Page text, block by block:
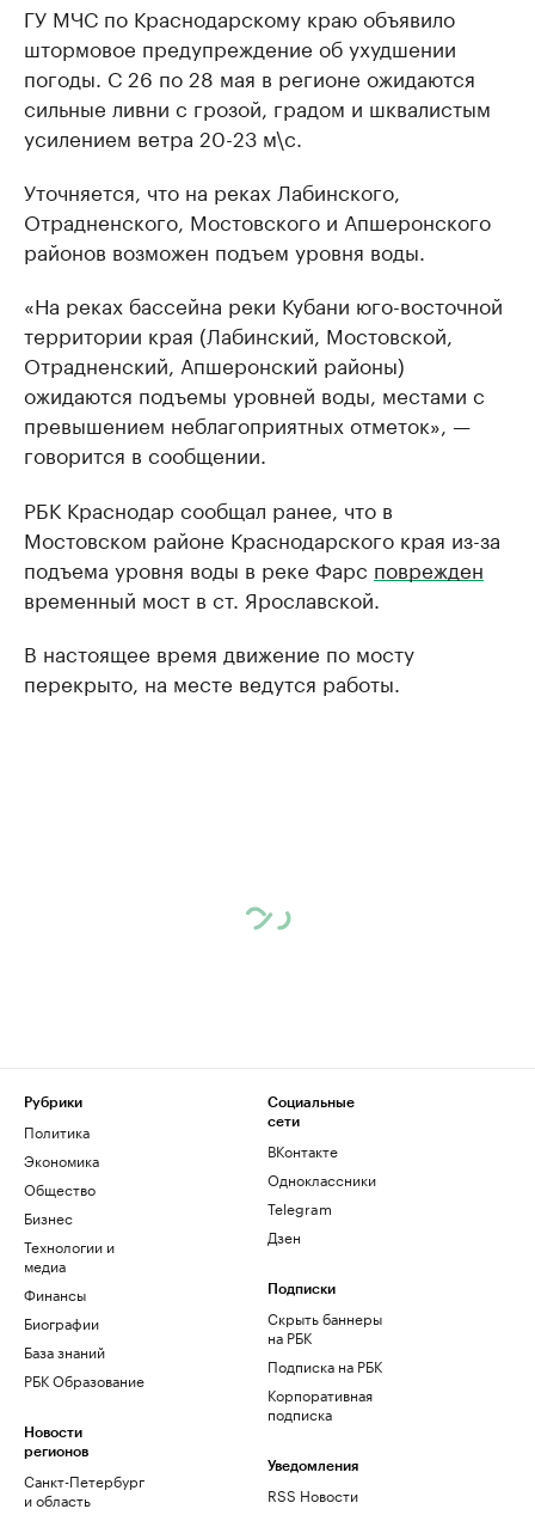
ГУ МЧС по Краснодарскому краю объявило
штормовое предупреждение об ухудшении
погоды. С 26 по 28 мая в регионе ожидаются
сильные ливни с грозой, градом и шквалистым
усилением ветра 20-23 м\с.
Уточняется, что на реках Лабинского,
Отрадненского, Мостовского и Апшеронского
районов возможен подъем уровня воды.
«На реках бассейна реки Кубани юго-восточной
территории края (Лабинский, Мостовской,
Отрадненский, Апшеронский районы)
ожидаются подъемы уровней воды, местами с
превышением неблагоприятных отметок», —
говорится в сообщении.
РБК Краснодар сообщал ранее, что в
Мостовском районе Краснодарского края из-за
подъема уровня воды в реке Фарс поврежден
временный мост в ст. Ярославской.
В настоящее время движение по мосту
перекрыто, на месте ведутся работы.
Рубрики
Политика
Экономика
Общество
Бизнес
Технологии и
медиа
Финансы
Биографии
База знаний
РБК Образование
Новости
регионов
Санкт-Петербург
и область
Социальные
сети
ВКонтакте
Одноклассники
Telegram
Дзен
Подписки
Скрыть баннеры
на РБК
Подписка на РБК
Корпоративная
подписка
Уведомления
RSS Новости